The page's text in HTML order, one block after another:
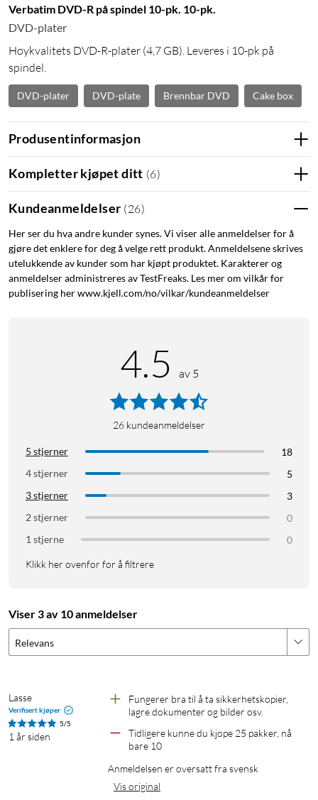
Verbatim DVD-R på spindel 10-pk. 10-pk.
DVD-plater
Høykvalitets DVD-R-plater (4,7 GB). Leveres i 10-pk på
spindel.
DVD-plater DVD-plate Brennbar DVD Cake box
Produsentinformasjon
Kompletter kjøpet ditt (6)
Kundeanmeldelser (26)
Her ser du hva andre kunder synes. Vi viser alle anmeldelser for å
gjøre det enklere for deg å velge rett produkt. Anmeldelsene skrives
utelukkende av kunder som har kjøpt produktet. Karakterer og
anmeldelser administreres av TestFreaks. Les mer om vilkår for
publisering her www.kjell.com/no/vilkar/kundeanmeldelser
4.5 av 5
26 kundeanmeldelser
5 stjerner
18
4 stjerner
5
3 stjerner
3
2 stjerner
0
1 stjerne
0
Klikk her ovenfor for å filtrere
Viser 3 av 10 anmeldelser
Relevans
Lasse
Verifisert kjøper
5/5
1 år siden
Fungerer bra til å ta sikkerhetskopier,
lagre dokumenter og bilder osv.
Tidligere kunne du kjøpe 25 pakker, nå
bare 10
Anmeldelsen er oversatt fra svensk
Vis original